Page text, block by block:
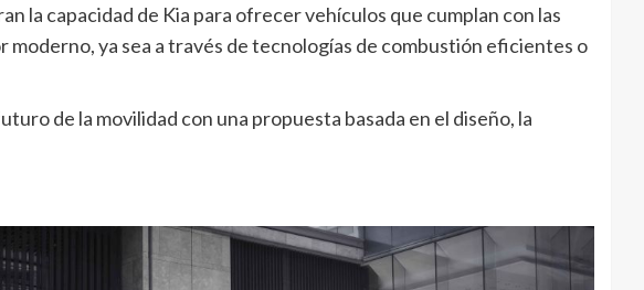
la capacidad de Kia para ofrecer vehículos que cumplan con las
moderno, ya sea a través de tecnologías de combustión eficientes o
de la movilidad con una propuesta basada en el diseño, la